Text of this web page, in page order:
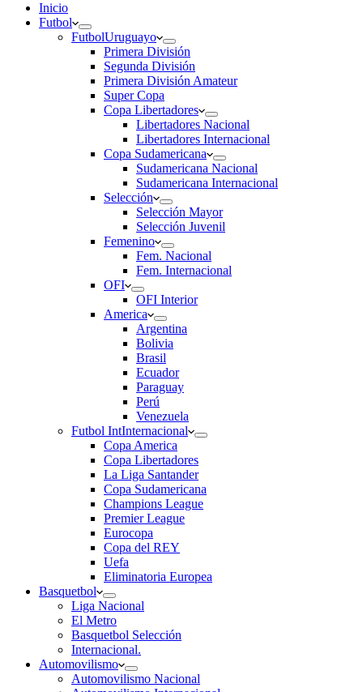
Inicio
Futbol
FutbolUruguayo
Primera División
Segunda División
Primera División Amateur
Super Copa
Copa Libertadores
Libertadores Nacional
Libertadores Internacional
Copa Sudamericana
Sudamericana Nacional
Sudamericana Internacional
Selección
Selección Mayor
Selección Juvenil
Femenino
Fem. Nacional
Fem. Internacional
OFI
OFI Interior
America
Argentina
Bolivia
Brasil
Ecuador
Paraguay
Perú
Venezuela
Futbol IntInternacional
Copa America
Copa Libertadores
La Liga Santander
Copa Sudamericana
Champions League
Premier League
Eurocopa
Copa del REY
Uefa
Eliminatoria Europea
Basquetbol
Liga Nacional
El Metro
Basquetbol Selección
Internacional.
Automovilismo
Automovilismo Nacional